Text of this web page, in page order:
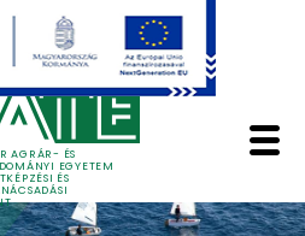
AGRÁR- ÉS
EGYETEM
ÉS